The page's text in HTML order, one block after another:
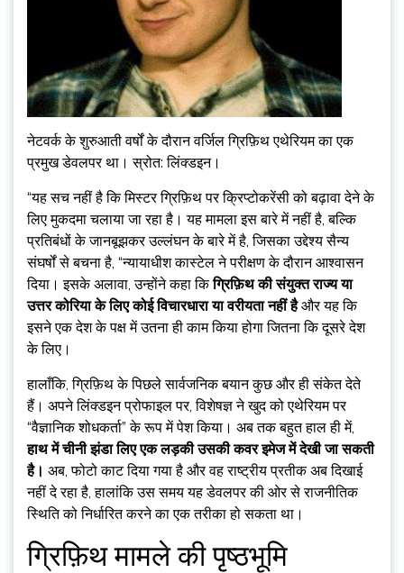
नेटवर्क के शुरुआती वर्षों के दौरान वर्जिल ग्रिफ़िथ एथेरियम का एक
प्रमुख डेवलपर था। स्रोत: लिंक्डइन।
“यह सच नहीं है कि मिस्टर ग्रिफ़िथ पर क्रिप्टोकरेंसी को बढ़ावा देने के
लिए मुकदमा चलाया जा रहा है। यह मामला इस बारे में नहीं है, बल्कि
प्रतिबंधों के जानबूझकर उल्लंघन के बारे में है, जिसका उद्देश्य सैन्य
संघर्षों से बचना है, “न्यायाधीश कास्टेल ने परीक्षण के दौरान आश्वासन
दिया। इसके अलावा, उन्होंने कहा किग्रिफ़िथ की संयुक्त राज्य या
उत्तर कोरिया के लिए कोई विचारधारा या वरीयता नहीं हैऔर यह कि
इसने एक देश के पक्ष में उतना ही काम किया होगा जितना कि दूसरे देश
के लिए।
हालाँकि, ग्रिफ़िथ के पिछले सार्वजनिक बयान कुछ और ही संकेत देते
हैं। अपने लिंक्डइन प्रोफाइल पर, विशेषज्ञ ने खुद को एथेरियम पर
“वैज्ञानिक शोधकर्ता” के रूप में पेश किया। अब तक बहुत हाल ही में,
हाथ में चीनी झंडा लिए एक लड़की उसकी कवर इमेज में देखी जा सकती
है। अब, फोटो काट दिया गया है और वह राष्ट्रीय प्रतीक अब दिखाई
नहीं दे रहा है, हालांकि उस समय यह डेवलपर की ओर से राजनीतिक
स्थिति को निर्धारित करने का एक तरीका हो सकता था।
ग्रिफ़िथ मामले की पृष्ठभूमि